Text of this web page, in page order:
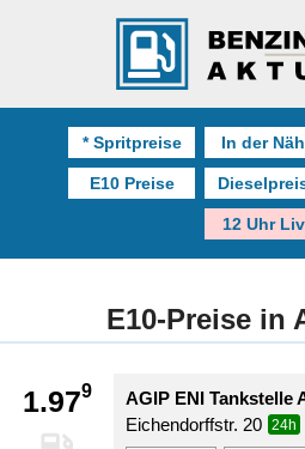
* Spritpreise In der
E10 Preise
12 Uhr
E10-Preise in
1.979
AGIP ENI Tankstelle
Eichendorffstr. 20
24h